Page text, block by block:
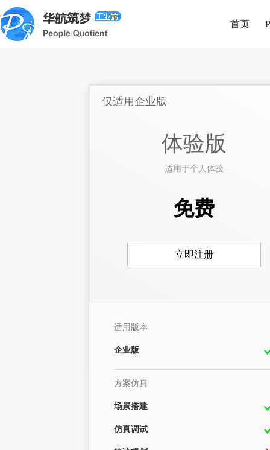
首页
仅适用企业版
体验版
适用于个人体验
免费
立即注册
适用版本
企业版
方案仿真
场景搭建
仿真调试